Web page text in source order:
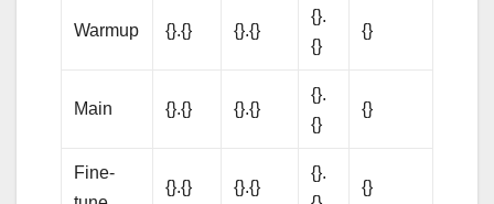
Warmup {}.{} {}.{}
{}.
{}
{}
Main {}.{} {}.{}
{}.
{}
{}
Fine-
{}.{} {}.{}
{}.
{}